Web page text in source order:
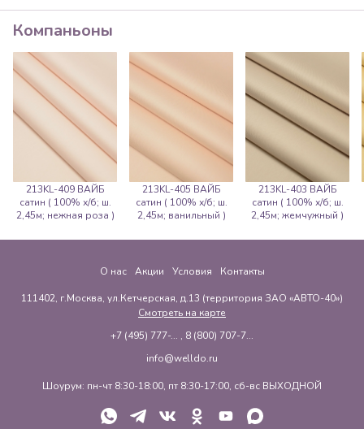
Компаньоны
213KL-409 ВАЙБ
сатин ( 100% х/б; ш.
2,45м; нежная роза )
213KL-405 ВАЙБ
сатин ( 100% х/б; ш.
2,45м; ванильный )
213KL-403 ВАЙБ
сатин ( 100% х/б; ш.
2,45м; жемчужный )
О нас Акции Условия Контакты
111402, г.Москва, ул.Кетчерская, д.13 (территория ЗАО «АВТО-40»)
Смотреть на карте
+7 (495) 777-... , 8 (800) 707-7...
info@welldo.ru
Шоурум: пн-чт 8:30-18:00, пт 8:30-17:00, сб-вс ВЫХОДНОЙ